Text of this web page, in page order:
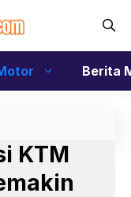
Berita
KTM